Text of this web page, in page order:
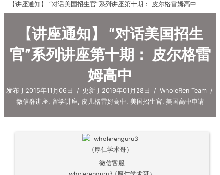
【讲座通知】 “对话美国招生官”系列讲座第十期： 皮尔格雷姆高中
【讲座通知】 “对话美国招生
官”系列讲座第十期： 皮尔格雷
姆高中
发布于2015年11月06日 / 更新于2019年01月28日 / WholeRen Team /
微信群讲座, 留学讲座, 皮儿格雷姆高中, 美国招生官, 美国高中申请
微信客服